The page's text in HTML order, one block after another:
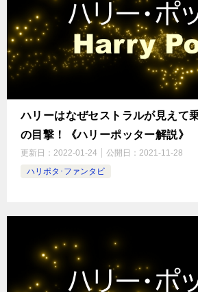
ハリーはなぜセストラルが見えて
の目撃！《ハリーポッター解説》
更新日： 2022-01-24 公開日： 2021-11-28
ハリポタ･ファンタビ